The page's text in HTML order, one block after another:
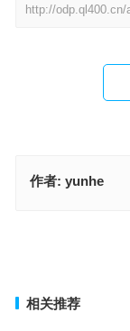
http://odp.ql400.cn/
作者: yunhe
相关推荐